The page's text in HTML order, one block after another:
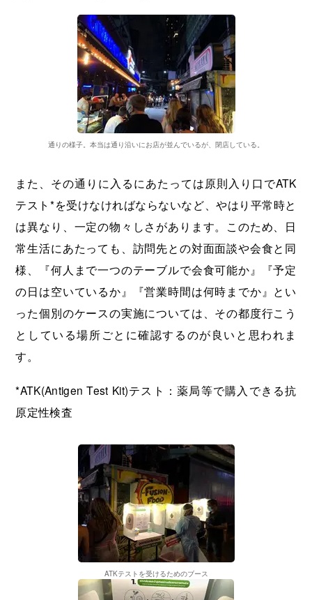
通りの様子。本当は通り沿いにお店が並んでいるが、閉店している。
また、その通りに入るにあたっては原則入り口でATK
テスト*を受けなければならないなど、やはり平常時と
は異なり、一定の物々しさがあります。このため、日
常生活にあたっても、訪問先との対面面談や会食と同
様、『何人まで一つのテーブルで会食可能か』『予定
の日は空いているか』『営業時間は何時までか』とい
った個別のケースの実施については、その都度行こう
としている場所ごとに確認するのが良いと思われま
す。
*ATK(Antigen Test Kit)テスト：薬局等で購入できる抗
原定性検査
ATKテストを受けるためのブース